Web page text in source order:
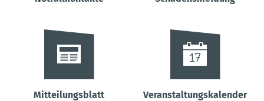
Mitteilungsblatt Veranstaltungskalender